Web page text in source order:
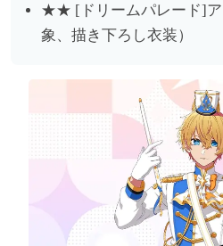
★★ [ドリームパレード]ア
象、描き下ろし衣装）